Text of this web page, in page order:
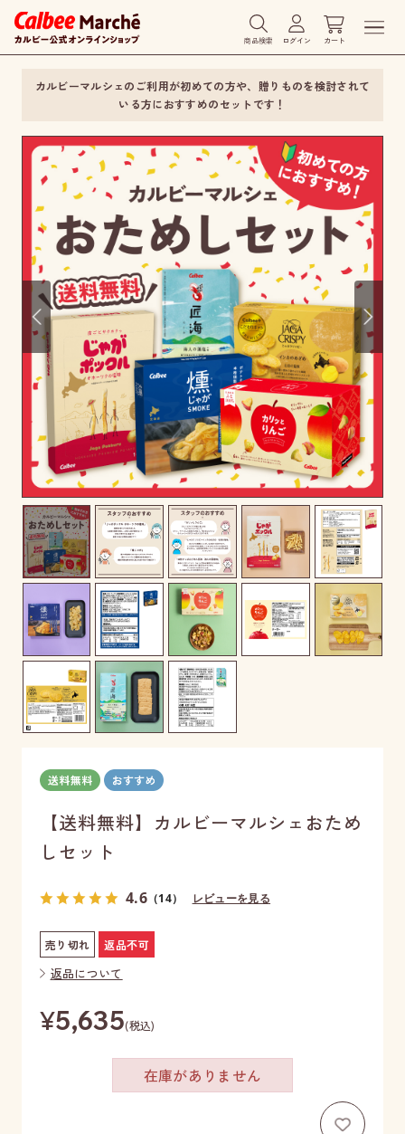
商品検索 ログイン カート
カルビーマルシェのご利用が初めての方や、贈りものを検討されて
いる方におすすめのセットです！
Prev
【送料無料】カルビーマルシェおため
しセット
4.6 （14） レビューを見る
売り切れ 返品不可
返品について
¥5,635(税込)
在庫がありません